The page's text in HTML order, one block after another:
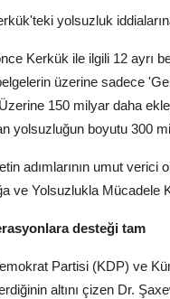
yolsuzluk
Kerkük ile ilgili 12 ayrı
üzerine sadece
150 milyar daha
yolsuzluğun boyutu 300
adımlarının umut
ve Yolsuzlukla Mücadele
desteği tam
Partisi (KDP) ve
altını çizen Dr.